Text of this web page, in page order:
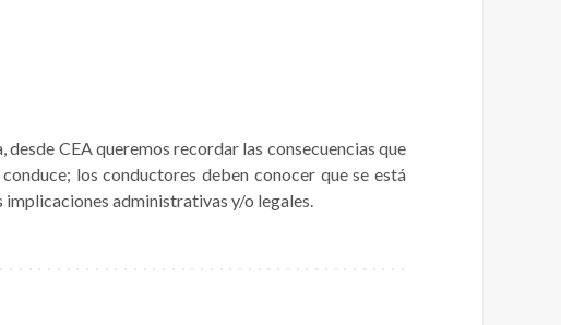
CEA queremos recordar las consecuencias que
los conductores deben conocer que se está
administrativas y/o legales.